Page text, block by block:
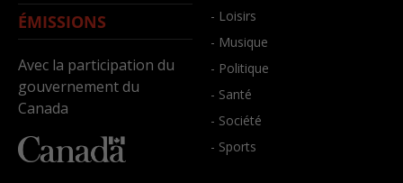
ÉMISSIONS
Avec la participation du
gouvernement du
Canada
- Loisirs
- Musique
- Politique
- Santé
- Société
- Sports